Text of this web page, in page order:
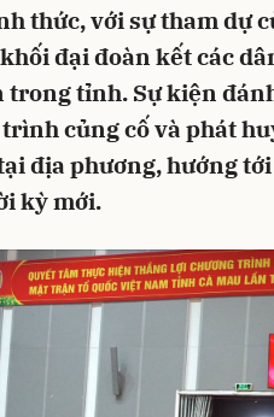
thức, với sự tham dự
đại đoàn kết các
trong tỉnh. Sự kiện
củng cố và phát
địa phương, hướng
kỳ mới.